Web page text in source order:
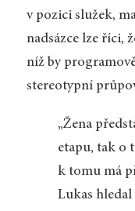
v pozici služek,
nadsázce lze říci,
níž by
stereotypní
„Žena
etapu, tak o
k tomu má
Lukas hledal